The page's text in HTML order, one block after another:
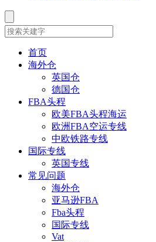
首页
海外仓
英国仓
德国仓
FBA头程
欧美FBA头程海运
欧洲FBA空运专线
中欧铁路专线
国际专线
英国专线
常见问题
海外仓
亚马逊FBA
Fba头程
国际专线
Vat